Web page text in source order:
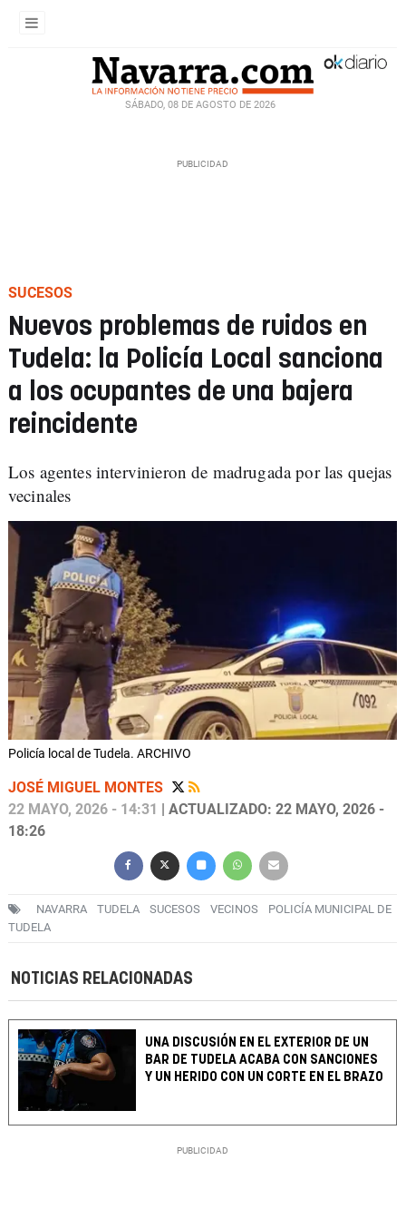
SÁBADO, 08 DE AGOSTO DE 2026
SUCESOS
Nuevos problemas de ruidos en
Tudela: la Policía Local sanciona
a los ocupantes de una bajera
reincidente
Los agentes intervinieron de madrugada por las quejas
vecinales
Policía local de Tudela. ARCHIVO
JOSÉ MIGUEL MONTES
22 MAYO, 2026 - 14:31
| ACTUALIZADO: 22 MAYO, 2026 -
18:26
NAVARRA TUDELA SUCESOS VECINOS
POLICÍA MUNICIPAL DE
TUDELA
NOTICIAS RELACIONADAS
UNA DISCUSIÓN EN EL EXTERIOR DE UN
BAR DE TUDELA ACABA CON SANCIONES
Y UN HERIDO CON UN CORTE EN EL BRAZO